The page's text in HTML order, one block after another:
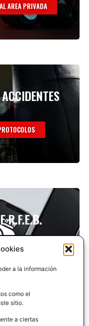
a la información
como el
sitio.
a ciertas
AREA PRIVADA
R.F.E.B.